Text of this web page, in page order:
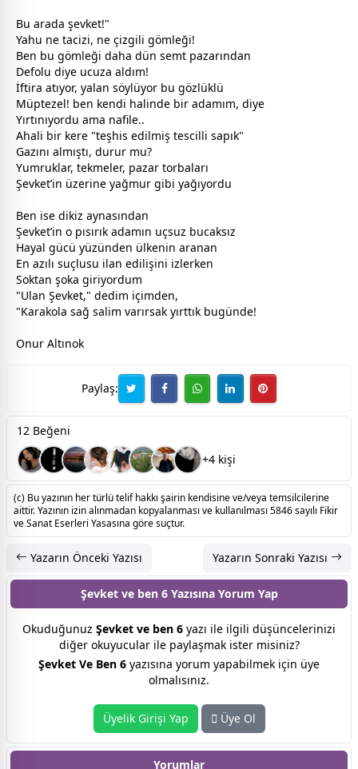
Bu arada şevket!"
Yahu ne tacizi, ne çizgili gömleği!
Ben bu gömleği daha dün semt pazarından
Defolu diye ucuza aldım!
İftira atıyor, yalan söylüyor bu gözlüklü
Müptezel! ben kendi halinde bir adamım, diye
Yırtınıyordu ama nafile..
Ahali bir kere "teşhis edilmiş tescilli sapık"
Gazını almıştı, durur mu?
Yumruklar, tekmeler, pazar torbaları
Şevket’in üzerine yağmur gibi yağıyordu
Ben ise dikiz aynasından
Şevket’in o pısırık adamın uçsuz bucaksız
Hayal gücü yüzünden ülkenin aranan
En azılı suçlusu ilan edilişini izlerken
Soktan şoka giriyordum
"Ulan Şevket," dedim içimden,
"Karakola sağ salim varırsak yırttık bugünde!
Onur Altınok
Paylaş:
12 Beğeni
+4 kişi
(c) Bu yazının her türlü telif hakkı şairin kendisine ve/veya temsilcilerine
aittir. Yazının izin alınmadan kopyalanması ve kullanılması 5846 sayılı Fikir
ve Sanat Eserleri Yasasına göre suçtur.
Yazarın Önceki Yazısı Yazarın Sonraki Yazısı
Şevket ve ben 6 Yazısına Yorum Yap
Okuduğunuz Şevket ve ben 6 yazı ile ilgili düşüncelerinizi
diğer okuyucular ile paylaşmak ister misiniz?
Şevket Ve Ben 6 yazısına yorum yapabilmek için üye
olmalısınız.
Üyelik Girişi Yap Üye Ol
Yorumlar